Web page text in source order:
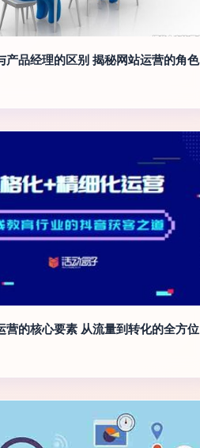
产品经理的区别 揭秘网站运营的角色
营的核心要素 从流量到转化的全方位